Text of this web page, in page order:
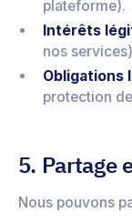
plateforme).
Intérêts
nos
Obligations
protection
5. Partage
Nous pouvons